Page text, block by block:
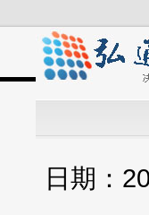
日期